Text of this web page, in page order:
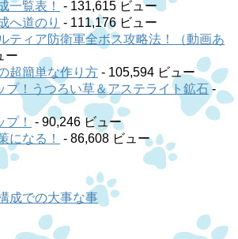
一覧表！
- 131,615 ビュー
へ道のり - 111,176 ビュー
ティア防衛軍全ボス攻略法！（動画あ
ー
超簡単な作り方 - 105,594 ビュー
プ！うつろい草＆アステライト鉱石-
！
- 90,246 ビュー
になる！
- 86,608 ビュー
成での大事な事